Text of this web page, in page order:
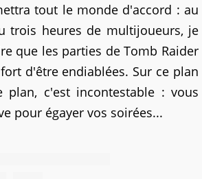
tout le monde d'accord : au
trois heures de multijoueurs, je
que les parties de Tomb Raider
d'être endiablées. Sur ce plan
plan, c'est incontestable : vous
pour égayer vos soirées...